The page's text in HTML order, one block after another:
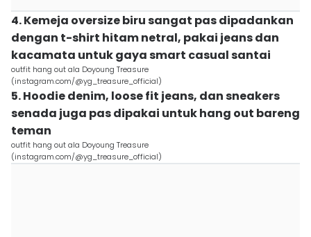
4. Kemeja oversize biru sangat pas dipadankan
dengan t-shirt hitam netral, pakai jeans dan
kacamata untuk gaya smart casual santai
outfit hang out ala Doyoung Treasure
(instagram.com/@yg_treasure_official)
5. Hoodie denim, loose fit jeans, dan sneakers
senada juga pas dipakai untuk hang out bareng
teman
outfit hang out ala Doyoung Treasure
(instagram.com/@yg_treasure_official)